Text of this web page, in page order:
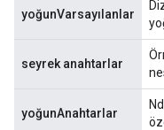
yoğunVarsayılanlar
seyrek anahtarlar
yoğunAnahtarlar